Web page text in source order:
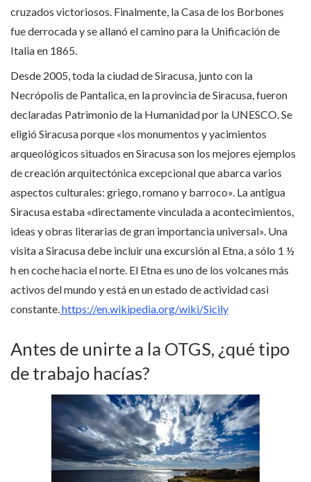
cruzados victoriosos. Finalmente, la Casa de los Borbones
fue derrocada y se allanó el camino para la Unificación de
Italia en 1865.
Desde 2005, toda la ciudad de Siracusa, junto con la
Necrópolis de Pantalica, en la provincia de Siracusa, fueron
declaradas Patrimonio de la Humanidad por la UNESCO. Se
eligió Siracusa porque «los monumentos y yacimientos
arqueológicos situados en Siracusa son los mejores ejemplos
de creación arquitectónica excepcional que abarca varios
aspectos culturales: griego, romano y barroco». La antigua
Siracusa estaba «directamente vinculada a acontecimientos,
ideas y obras literarias de gran importancia universal». Una
visita a Siracusa debe incluir una excursión al Etna, a sólo 1 ½
h en coche hacia el norte. El Etna es uno de los volcanes más
activos del mundo y está en un estado de actividad casi
constante.https://en.wikipedia.org/wiki/Sicily
Antes de unirte a la OTGS, ¿qué tipo
de trabajo hacías?